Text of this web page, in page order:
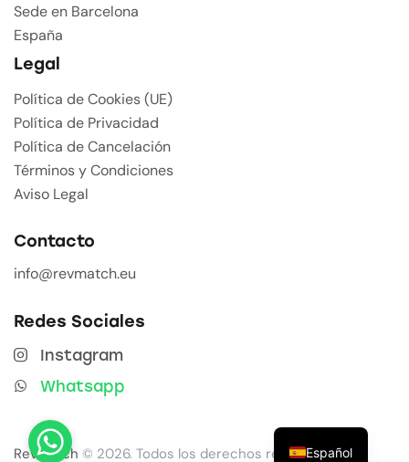
Sede en Barcelona
España
Legal
Política de Cookies (UE)
Política de Privacidad
Política de Cancelación
Términos y Condiciones
Aviso Legal
Contacto
info@revmatch.eu
Redes Sociales
Instagram
Whatsapp
Revmatch © 2026. Todos los derechos reservados.
Español